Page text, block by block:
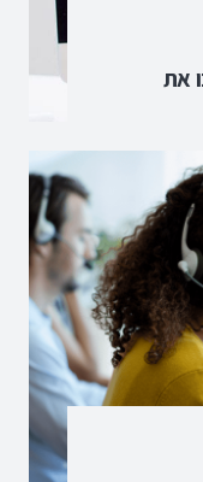
תהפכו את